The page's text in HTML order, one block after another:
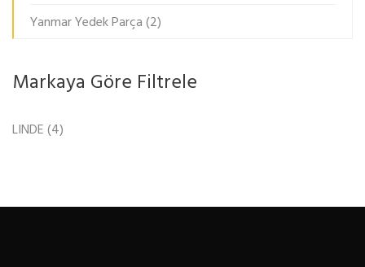
Yanmar Yedek Parça(2)
Markaya Göre Filtrele
LINDE(4)